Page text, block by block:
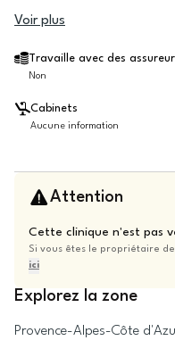
Voir plus
Travaille avec des
Non
Cabinets
Aucune information
Attention
Cette clinique n'est pas
Si vous êtes le propriétaire
ici
Explorez la zone
Provence-Alpes-Côte